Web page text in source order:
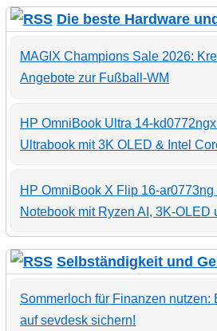
Die beste Hardware
MAGIX Champions Sale 2026:
Angebote zur Fußball-WM
HP OmniBook Ultra 14-kd0772ngx
Ultrabook mit 3K OLED & Intel
HP OmniBook X Flip 16-
Notebook mit Ryzen AI, 3K-OLED
Selbständigkeit und
Sommerloch für Finanzen nutzen:
auf sevdesk sichern!